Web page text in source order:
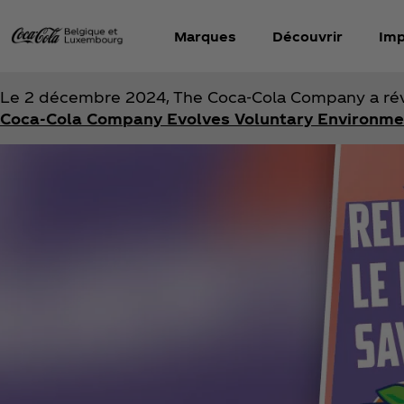
Marques Découvrir
Le 2 décembre 2024, The Coca‑Cola Company a
Coca‑Cola Company Evolves Voluntary